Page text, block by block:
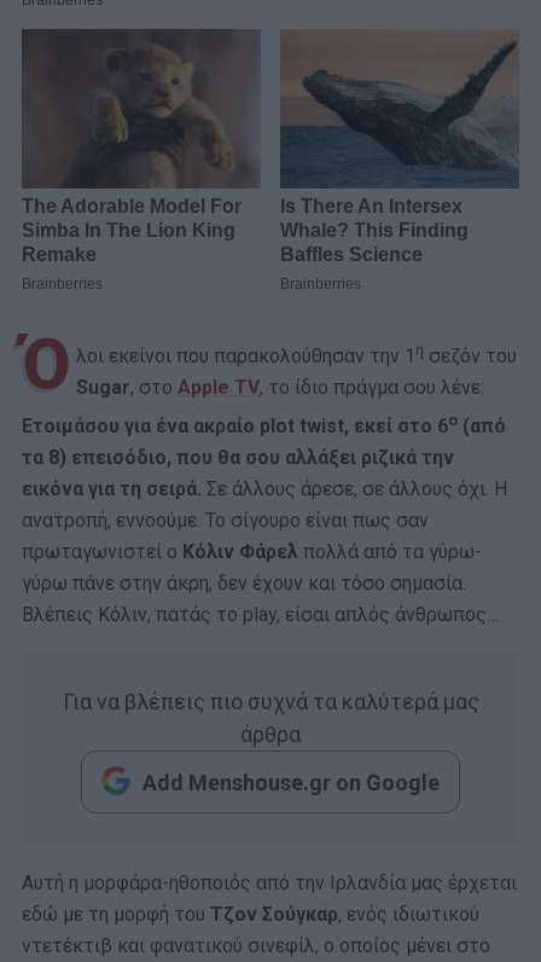
Ό λοι εκείνοι που παρακολούθησαν την 1 η σεζόν του
Sugar, στο Apple TV, το ίδιο πράγμα σου λένε:
Ετοιμάσου για ένα ακραίο plot twist, εκεί στο 6ο (από
τα 8) επεισόδιο, που θα σου αλλάξει ριζικά την
εικόνα για τη σειρά. Σε άλλους άρεσε, σε άλλους όχι. Η
ανατροπή, εννοούμε. Το σίγουρο είναι πως σαν
πρωταγωνιστεί ο Κόλιν Φάρελ πολλά από τα γύρω-
γύρω πάνε στην άκρη, δεν έχουν και τόσο σημασία.
Βλέπεις Κόλιν, πατάς το play, είσαι απλός άνθρωπος…
Για να βλέπεις πιο συχνά τα καλύτερά μας
άρθρα
Add Menshouse.gr on Google
Αυτή η μορφάρα-ηθοποιός από την Ιρλανδία μας έρχεται
εδώ με τη μορφή του Τζον Σούγκαρ, ενός ιδιωτικού
ντετέκτιβ και φανατικού σινεφίλ, ο οποίος μένει στο